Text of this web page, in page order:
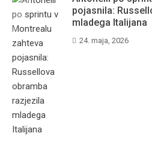
pojasnila:
mladega Italijana
24. maja, 2026